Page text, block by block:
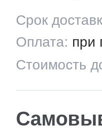
Срок
Оплата: при
Стоимость